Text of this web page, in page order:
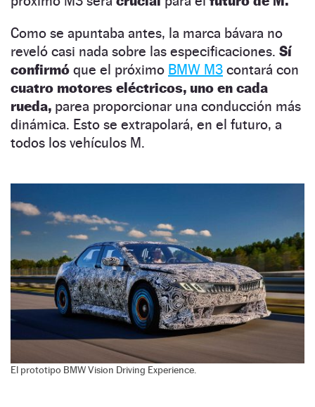
Como se apuntaba antes, la marca bávara no
reveló casi nada sobre las especificaciones. Sí
confirmó que el próximo BMW M3 contará con
cuatro motores eléctricos, uno en cada
rueda, parea proporcionar una conducción más
dinámica. Esto se extrapolará, en el futuro, a
todos los vehículos M.
El prototipo BMW Vision Driving Experience.